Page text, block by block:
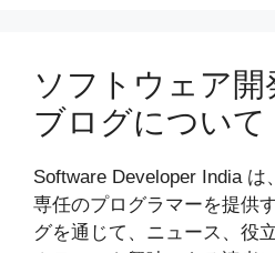
ソフトウェア
ブログについて
Software Developer India
専任のプログラマーを提供
グを通じて、ニュース、役